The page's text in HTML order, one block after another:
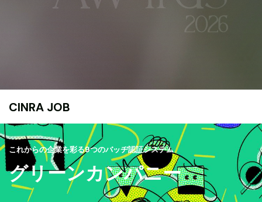
CINRA JOB
これからの企業を彩る9つのバッヂ認証システム
グリーンカンパニー